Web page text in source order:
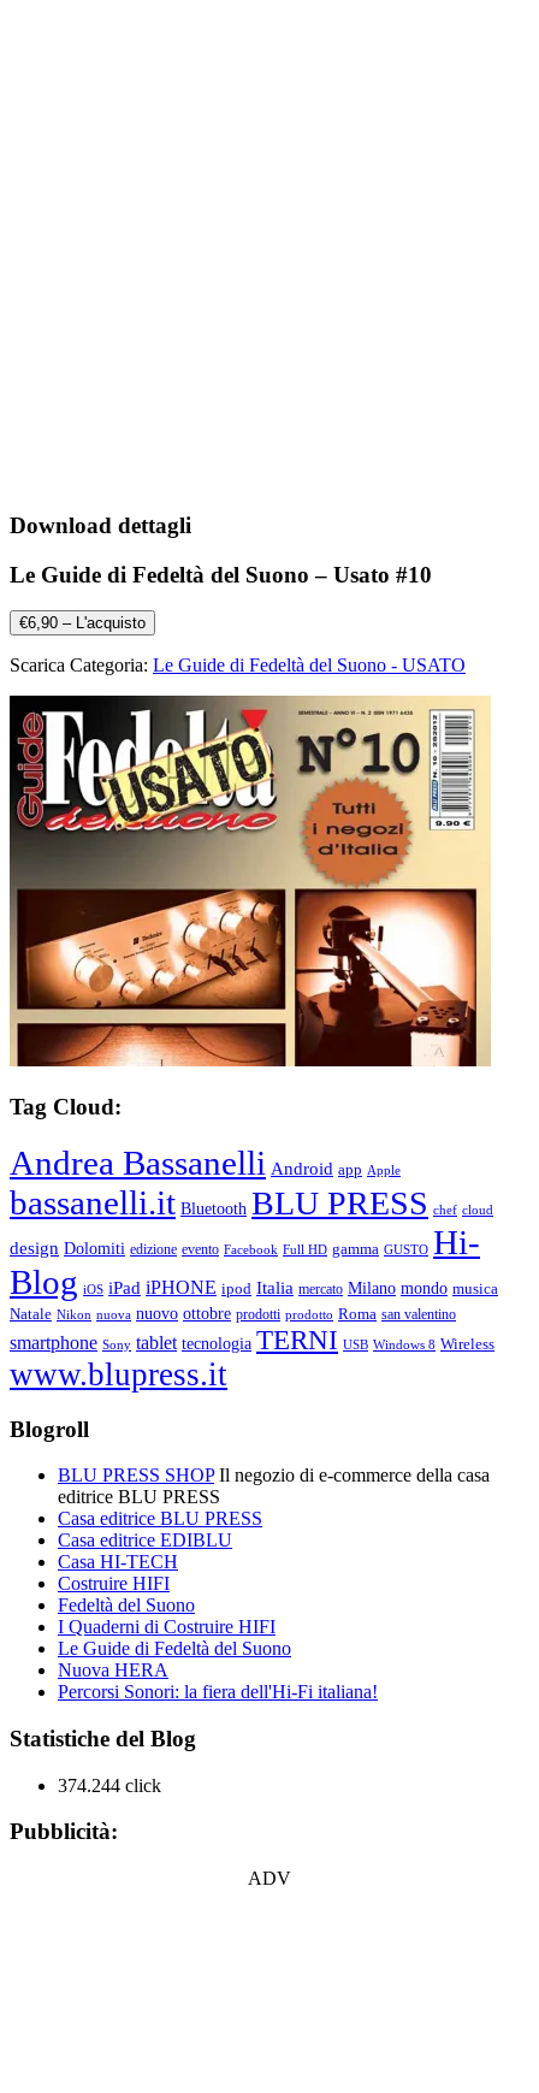
Download dettagli
Le Guide di Fedeltà del Suono – Usato #10
€6,90 – L'acquisto
Scarica Categoria: Le Guide di Fedeltà del Suono - USATO
Tag Cloud:
Andrea Bassanelli Android app Apple
bassanelli.it Bluetooth BLU PRESS chef cloud
design Dolomiti edizione evento Facebook Full HD gamma GUSTO Hi-
Blog iOS iPad iPHONE ipod Italia mercato Milano mondo musica
Natale Nikon nuova nuovo ottobre prodotti prodotto Roma san valentino
smartphone Sony tablet tecnologia TERNI USB Windows 8 Wireless
www.blupress.it
Blogroll
BLU PRESS SHOPIl negozio di e-commerce della casa
editrice BLU PRESS
Casa editrice BLU PRESS
Casa editrice EDIBLU
Casa HI-TECH
Costruire HIFI
Fedeltà del Suono
I Quaderni di Costruire HIFI
Le Guide di Fedeltà del Suono
Nuova HERA
Percorsi Sonori: la fiera dell'Hi-Fi italiana!
Statistiche del Blog
374.244 click
Pubblicità:
ADV